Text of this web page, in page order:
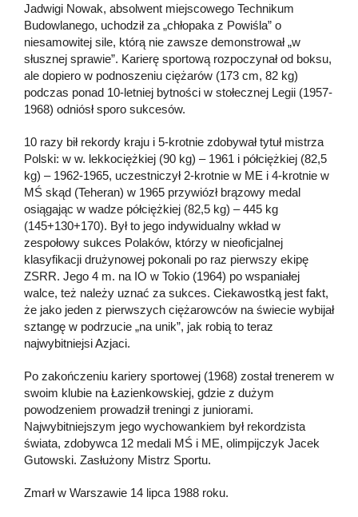
Jadwigi Nowak, absolwent miejscowego Technikum
Budowlanego, uchodził za „chłopaka z Powiśla” o
niesamowitej sile, którą nie zawsze demonstrował „w
słusznej sprawie”. Karierę sportową rozpoczynał od boksu,
ale dopiero w podnoszeniu ciężarów (173 cm, 82 kg)
podczas ponad 10-letniej bytności w stołecznej Legii (1957-
1968) odniósł sporo sukcesów.
10 razy bił rekordy kraju i 5-krotnie zdobywał tytuł mistrza
Polski: w w. lekkociężkiej (90 kg) – 1961 i półciężkiej (82,5
kg) – 1962-1965, uczestniczył 2-krotnie w ME i 4-krotnie w
MŚ skąd (Teheran) w 1965 przywiózł brązowy medal
osiągając w wadze półciężkiej (82,5 kg) – 445 kg
(145+130+170). Był to jego indywidualny wkład w
zespołowy sukces Polaków, którzy w nieoficjalnej
klasyfikacji drużynowej pokonali po raz pierwszy ekipę
ZSRR. Jego 4 m. na IO w Tokio (1964) po wspaniałej
walce, też należy uznać za sukces. Ciekawostką jest fakt,
że jako jeden z pierwszych ciężarowców na świecie wybijał
sztangę w podrzucie „na unik”, jak robią to teraz
najwybitniejsi Azjaci.
Po zakończeniu kariery sportowej (1968) został trenerem w
swoim klubie na Łazienkowskiej, gdzie z dużym
powodzeniem prowadził treningi z juniorami.
Najwybitniejszym jego wychowankiem był rekordzista
świata, zdobywca 12 medali MŚ i ME, olimpijczyk Jacek
Gutowski. Zasłużony Mistrz Sportu.
Zmarł w Warszawie 14 lipca 1988 roku.